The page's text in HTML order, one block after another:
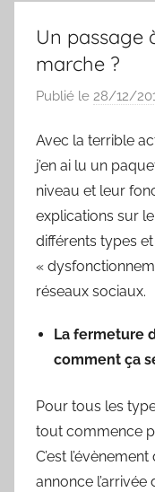
Un passage
marche ?
Publié le 28/12/
Avec la terrible
j’en ai lu un
niveau et leur
explications sur
différents types
«
réseaux sociaux.
La fermeture
comment ça
Pour tous les
tout commence
C’est
annonce l’arrivée